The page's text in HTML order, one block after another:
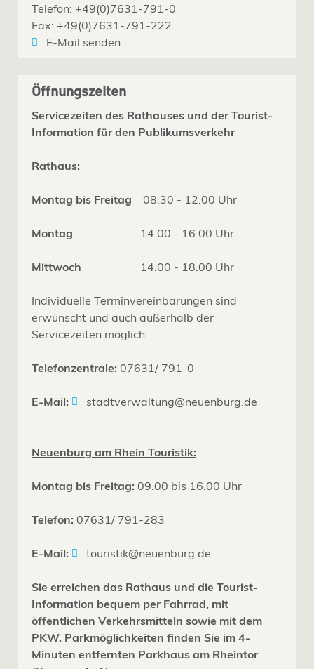
Telefon: +49(0)7631-791-0
Fax: +49(0)7631-791-222
E-Mail senden
Öffnungszeiten
Servicezeiten des Rathauses und der Tourist-
Information für den Publikumsverkehr
Rathaus:
Montag bis Freitag 08.30 - 12.00 Uhr
Montag 14.00 - 16.00 Uhr
Mittwoch 14.00 - 18.00 Uhr
Individuelle Terminvereinbarungen sind
erwünscht und auch außerhalb der
Servicezeiten möglich.
Telefonzentrale: 07631/ 791-0
E-Mail: stadtverwaltung@neuenburg.de
Neuenburg am Rhein Touristik:
Montag bis Freitag: 09.00 bis 16.00 Uhr
Telefon: 07631/ 791-283
E-Mail: touristik@neuenburg.de
Sie erreichen das Rathaus und die Tourist-
Information bequem per Fahrrad, mit
öffentlichen Verkehrsmitteln sowie mit dem
PKW. Parkmöglichkeiten finden Sie im 4-
Minuten entfernten Parkhaus am Rheintor